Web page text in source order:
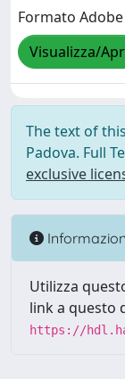
Formato Adobe
Visualizza/
The text of
Padova. Full
exclusive
Utilizza
link a questo
https://